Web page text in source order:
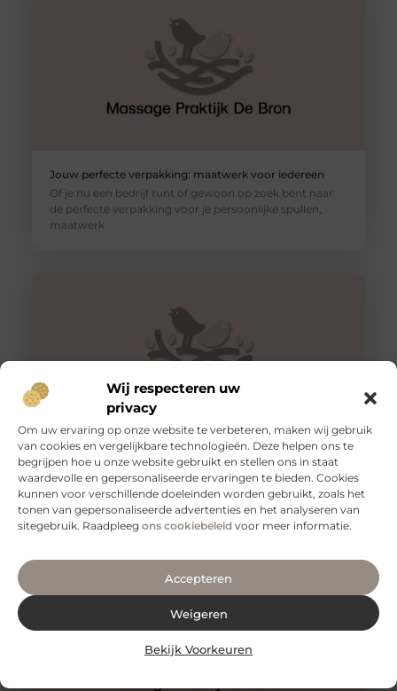
Wij respecteren uw
privacy
Om uw ervaring op onze website te verbeteren, maken wij gebruik
van cookies en vergelijkbare technologieën. Deze helpen ons te
begrijpen hoe u onze website gebruikt en stellen ons in staat
waardevolle en gepersonaliseerde ervaringen te bieden. Cookies
kunnen voor verschillende doeleinden worden gebruikt, zoals het
tonen van gepersonaliseerde advertenties en het analyseren van
sitegebruik. Raadpleeg ons cookiebeleid voor meer informatie.
Accepteren
Weigeren
Bekijk Voorkeuren
Jouw perfecte verpakking: maatwerk voor iedereen
Of je nu een bedrijf runt of gewoon op zoek bent naar
de perfecte verpakking voor je persoonlijke spullen,
maatwerk
Veilig vervoeren: waarom aanhangernetten onmisbaar
zijn
Als je regelmatig spullen vervoert met een aanhanger,
weet je hoe belangrijk het is om je lading veilig en stevig